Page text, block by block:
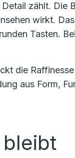
zählt.
wirkt.
Tasten.
die
aus Form,